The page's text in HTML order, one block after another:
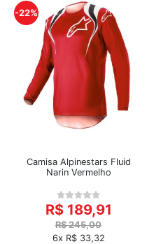
-22%
Camisa Alpinestars Fluid
Narin Vermelho
R$ 189,91
R$ 245,00
6x R$ 33,32